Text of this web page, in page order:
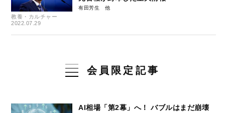
教養・カルチャー
2022.07.29
有田芳生
会員限定記事
AI相場「第2幕」へ！ バブルはまだ崩壊